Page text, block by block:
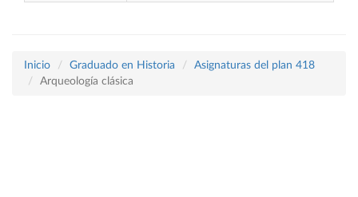
Inicio Graduado en Historia
Asignaturas del plan 418
Arqueología clásica